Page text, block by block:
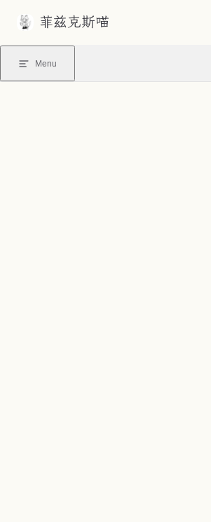
Skip to content
菲兹克斯喵
Menu